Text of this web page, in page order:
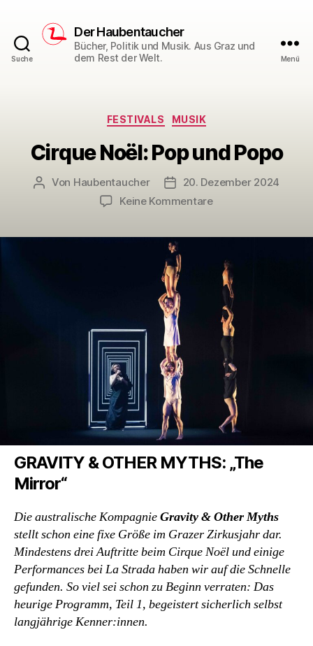
Suche
Der Haubentaucher
Bücher, Politik und Musik. Aus Graz und
dem Rest der Welt.
Menü
Kategorien
FESTIVALS MUSIK
Cirque Noël: Pop und Popo
Beitragsautor
Von Haubentaucher Veröffentlichungsdatum
20. Dezember 2024
Keine Kommentarezu
und
Popo
GRAVITY & OTHER MYTHS: „The
Mirror“
Die australische KompagnieGravity & Other Myths
stellt schon eine fixe Größe im Grazer Zirkusjahr dar.
Mindestens drei Auftritte beim Cirque Noël und einige
Performances bei La Strada haben wir auf die Schnelle
gefunden. So viel sei schon zu Beginn verraten: Das
heurige Programm, Teil 1, begeistert sicherlich selbst
langjährige Kenner:innen.